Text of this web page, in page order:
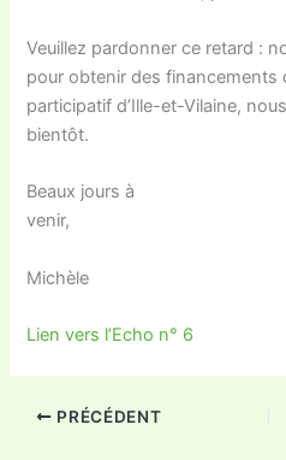
Veuillez pardonner ce retard :
pour obtenir des financements
participatif d’Ille-et-Vilaine,
bientôt.
Beaux jours à
venir,
Michèle
Lien vers l’Echo n° 6
PRÉCÉDENT